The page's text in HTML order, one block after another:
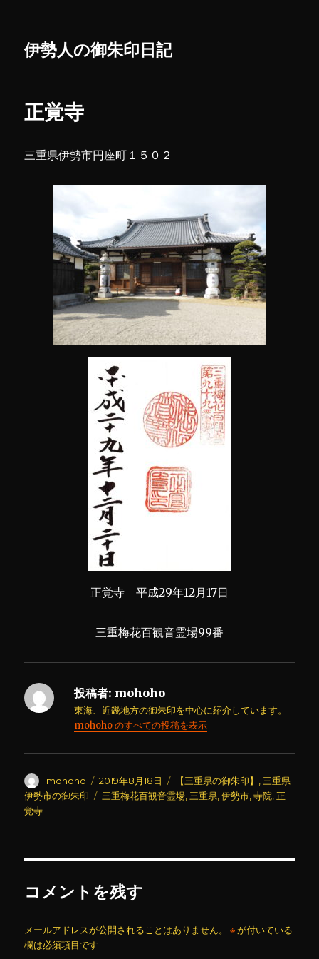
伊勢人の御朱印日記
正覚寺
三重県伊勢市円座町１５０２
正覚寺 平成29年12月17日
三重梅花百観音霊場99番
投稿者: mohoho
東海、近畿地方の御朱印を中心に紹介しています。
mohoho のすべての投稿を表示
投
稿
mohoho
投
稿
2019年8月18日
カ
テ
【三重県の御朱印】
三重県
伊勢市の御朱印
タ
三重梅花百観音霊場 三重県 ,伊勢市 ,寺院 ,正
覚寺
コメントを残す
メールアドレスが公開されることはありません。 ※が付いている
欄は必須項目です